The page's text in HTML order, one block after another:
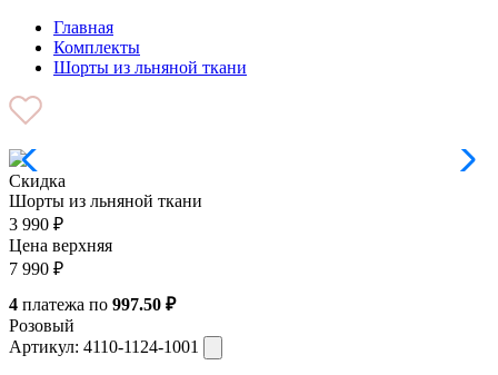
Главная
Комплекты
Шорты из льняной ткани
Скидка
Шорты из льняной ткани
3 990 ₽
Цена верхняя
7 990 ₽
4 платежа по 997.50 ₽
Розовый
Артикул: 4110-1124-1001